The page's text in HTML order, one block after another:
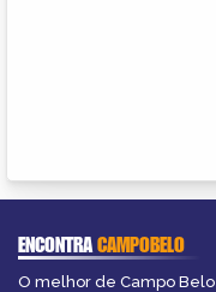
ENCONTRACAMPOBELO
O melhor de Campo Belo